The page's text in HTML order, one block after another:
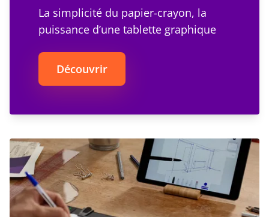
La simplicité du papier-crayon, la
puissance d’une tablette graphique
Découvrir